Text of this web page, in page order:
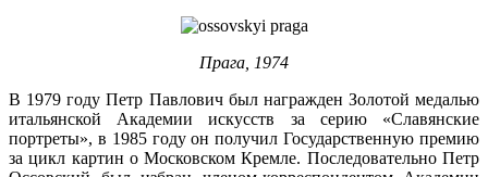
Прага, 1974
В 1979 году Петр Павлович был награжден Золотой медалью
итальянской Академии искусств за серию «Славянские
портреты», в 1985 году он получил Государственную премию
за цикл картин о Московском Кремле. Последовательно Петр